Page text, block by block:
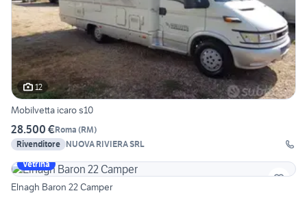
12
Mobilvetta icaro s10
28.500 €Roma (RM)
Rivenditore NUOVA RIVIERA SRL
Vetrina
Elnagh Baron 22 Camper